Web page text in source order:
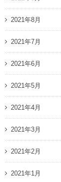
2021年8月
2021年7月
2021年6月
2021年5月
2021年4月
2021年3月
2021年2月
2021年1月